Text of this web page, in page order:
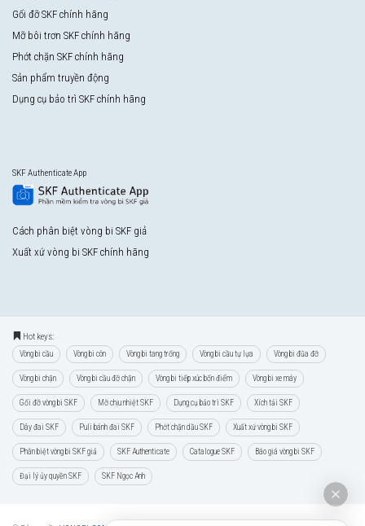
Gối đỡ SKF chính hãng
Mỡ bôi trơn SKF chính hãng
Phớt chặn SKF chính hãng
Sản phẩm truyền động
Dụng cụ bảo trì SKF chính hãng
SKF Authenticate App
Cách phân biệt vòng bi SKF giả
Xuất xứ vòng bi SKF chính hãng
Hot keys:
Vòng bi cầu Vòng bi côn Vòng bi tang trống Vòng bi cầu tự lựa Vòng bi đũa đỡ
Vòng bi chặn Vòng bi cầu đỡ chặn Vòng bi tiếp xúc bốn điểm Vòng bi xe máy
Gối đỡ vòng bi SKF Mỡ chịu nhiệt SKF Dụng cụ bảo trì SKF Xích tải SKF
Dây đai SKF Puli bánh đai SKF Phớt chặn dầu SKF Xuất xứ vòng bi SKF
Phân biệt vòng bi SKF giả SKF Authenticate Catalogue SKF Báo giá vòng bi SKF
Đại lý ủy quyền SKF SKF Ngọc Anh